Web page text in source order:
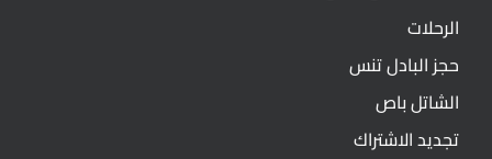
الرحلات
حجز البادل تنس
الشاتل باص
تجديد الاشتراك